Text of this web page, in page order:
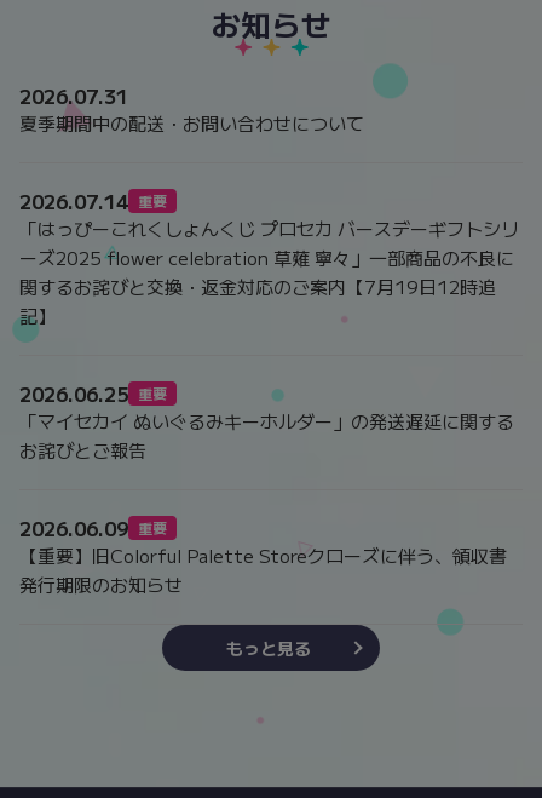
お知らせ
2026.07.31
夏季期間中の配送・お問い合わせについて
2026.07.14 重要
「はっぴーこれくしょんくじ プロセカ バースデーギフトシリ
ーズ2025 flower celebration 草薙 寧々」一部商品の不良に
関するお詫びと交換・返金対応のご案内【7月19日12時追
記】
2026.06.25 重要
「マイセカイ ぬいぐるみキーホルダー」の発送遅延に関する
お詫びとご報告
2026.06.09 重要
【重要】旧Colorful Palette Storeクローズに伴う、領収書
発行期限のお知らせ
もっと見る